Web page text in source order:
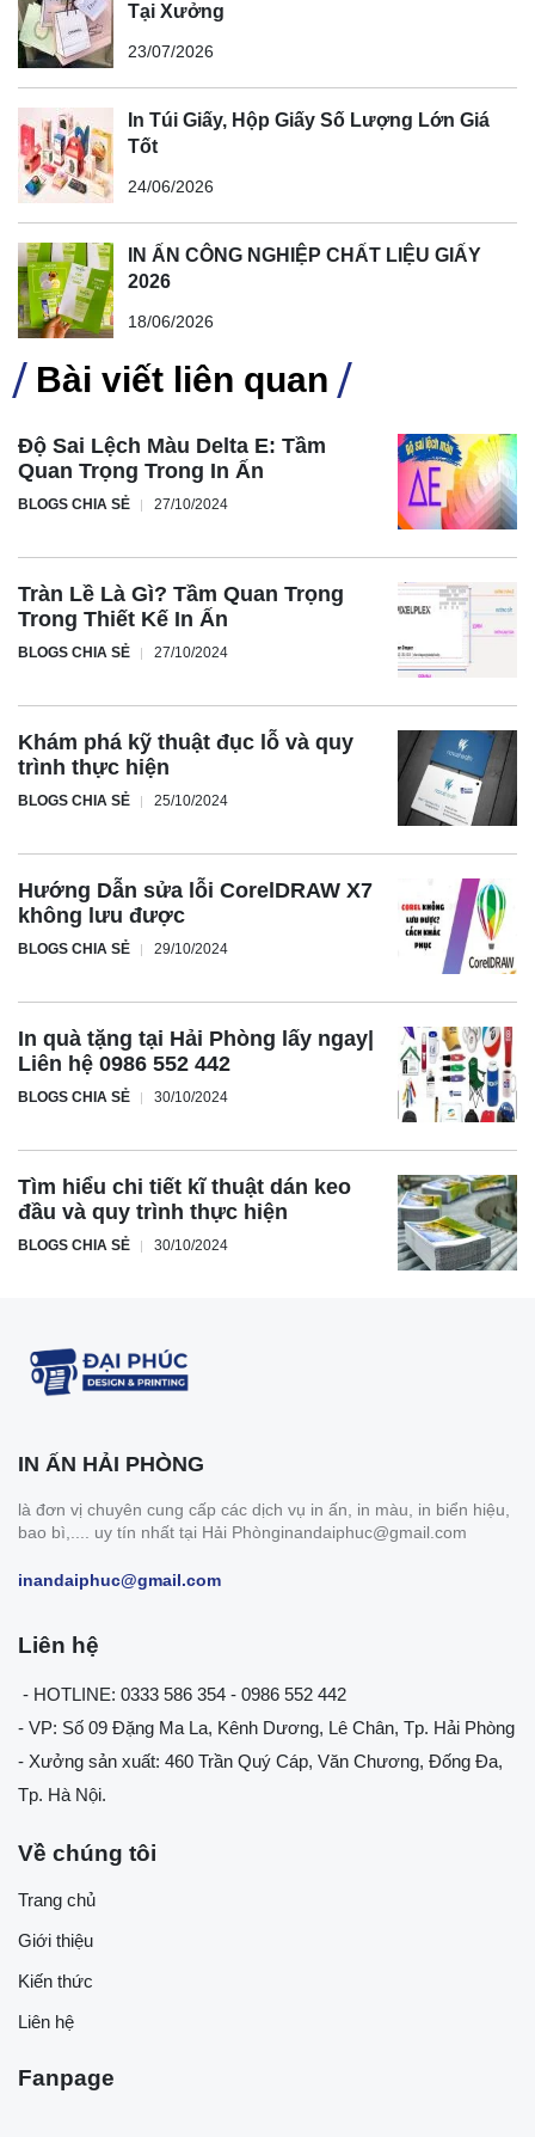
Tại Xưởng
23/07/2026
In Túi Giấy, Hộp Giấy Số Lượng Lớn Giá
Tốt
24/06/2026
IN ẤN CÔNG NGHIỆP CHẤT LIỆU GIẤY
2026
18/06/2026
Bài viết liên quan
Độ Sai Lệch Màu Delta E: Tầm
Quan Trọng Trong In Ấn
BLOGS CHIA SẺ 27/10/2024
Tràn Lề Là Gì? Tầm Quan Trọng
Trong Thiết Kế In Ấn
BLOGS CHIA SẺ 27/10/2024
Khám phá kỹ thuật đục lỗ và quy
trình thực hiện
BLOGS CHIA SẺ 25/10/2024
Hướng Dẫn sửa lỗi CorelDRAW X7
không lưu được
BLOGS CHIA SẺ 29/10/2024
In quà tặng tại Hải Phòng lấy ngay|
Liên hệ 0986 552 442
BLOGS CHIA SẺ 30/10/2024
Tìm hiểu chi tiết kĩ thuật dán keo
đầu và quy trình thực hiện
BLOGS CHIA SẺ 30/10/2024
IN ẤN HẢI PHÒNG
là đơn vị chuyên cung cấp các dịch vụ in ấn, in màu, in biển hiệu,
bao bì,.... uy tín nhất tại Hải Phònginandaiphuc@gmail.com
inandaiphuc@gmail.com
Liên hệ
- HOTLINE: 0333 586 354 - 0986 552 442
- VP: Số 09 Đặng Ma La, Kênh Dương, Lê Chân, Tp. Hải Phòng
- Xưởng sản xuất: 460 Trần Quý Cáp, Văn Chương, Đống Đa,
Tp. Hà Nội.
Về chúng tôi
Trang chủ
Giới thiệu
Kiến thức
Liên hệ
Fanpage